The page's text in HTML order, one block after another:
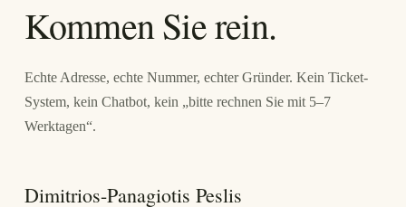
Kommen Sie rein.
Echte Adresse, echte Nummer, echter Gründer. Kein Ticket-
System, kein Chatbot, kein „bitte rechnen Sie mit 5–7
Werktagen“.
Dimitrios-Panagiotis Peslis